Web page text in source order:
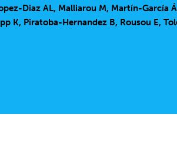
Diaz AL, Malliarou M, Martín-García
K, Piratoba-Hernandez B, Rousou E,